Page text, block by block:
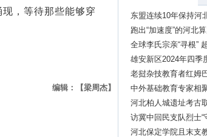
，等待那些能够穿
编辑：【梁周杰】
东盟连续10年保持河
跑出“加速度”的河北
全球李氏宗亲“寻根”
雄安新区2024年四季
元
老挝杂技教育者红姆
世界的语言
中外基础教育专家相
素养培养
河北柏人城遗址考古
访冀中回民支队烈士“
承诺的“坚守”
河北保定学院且末支